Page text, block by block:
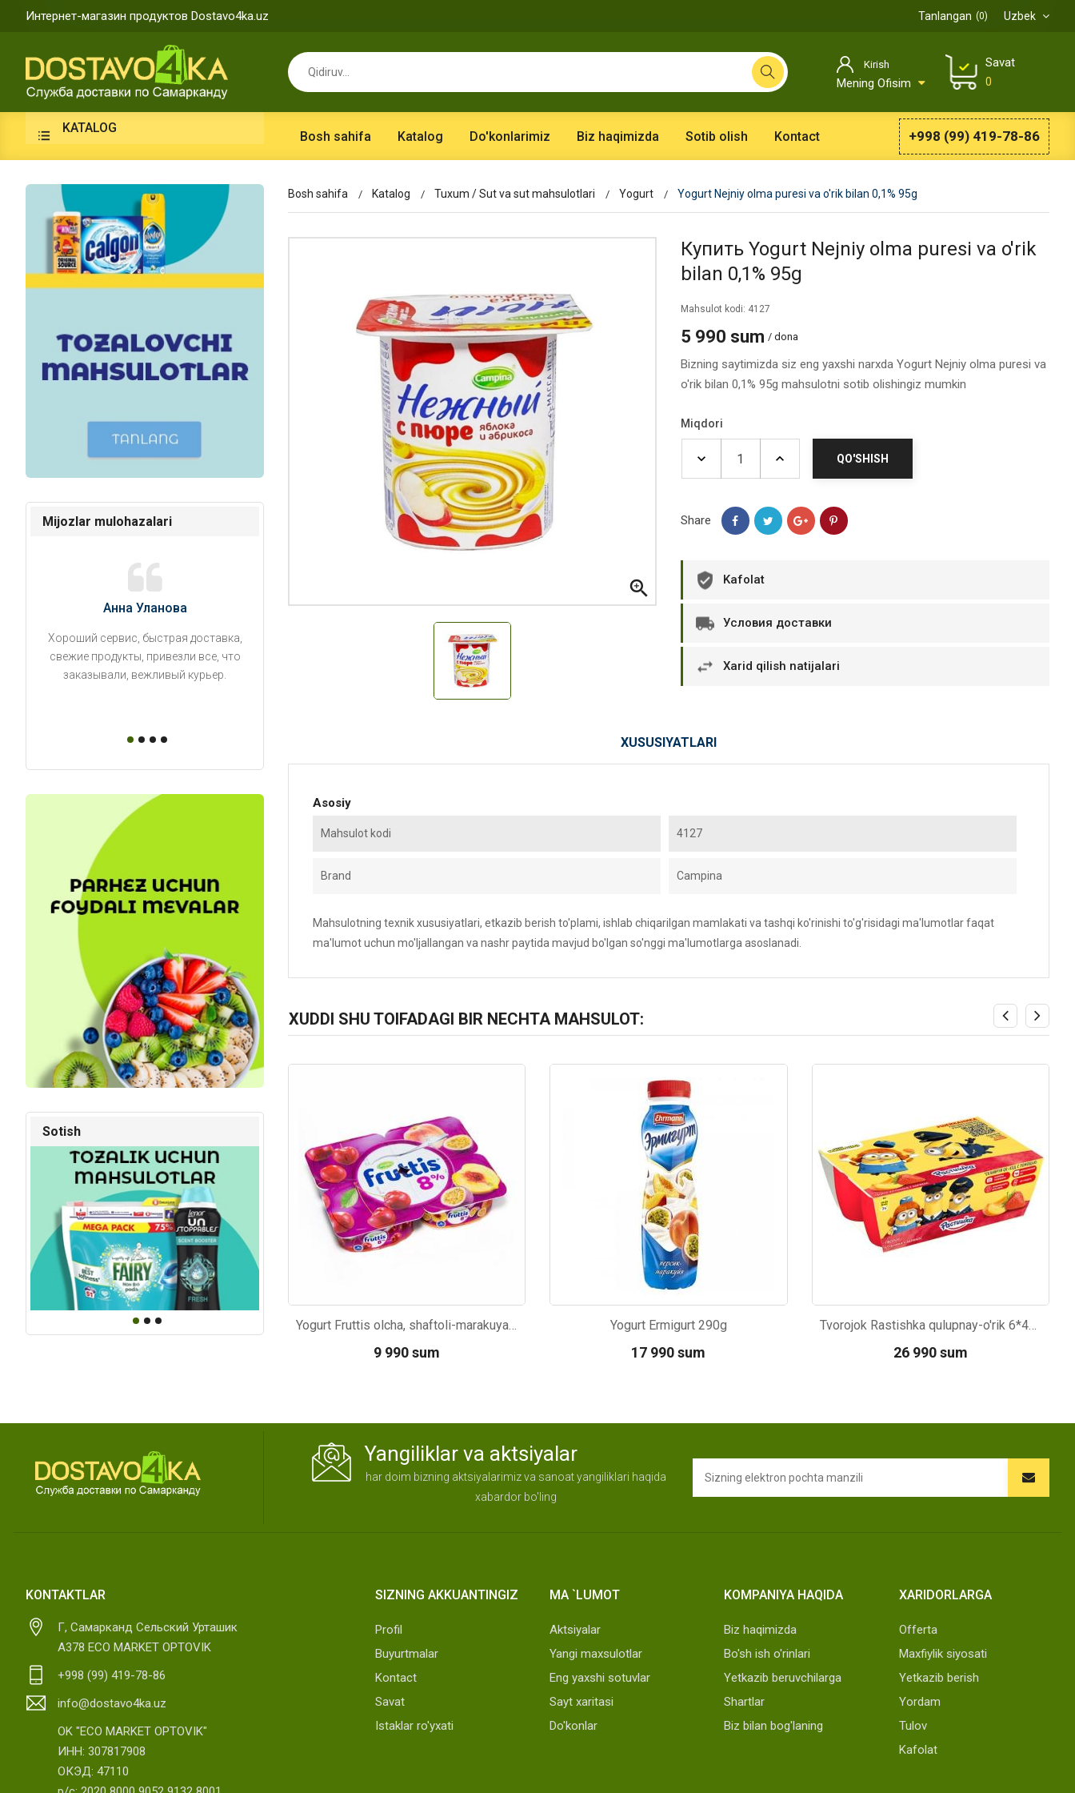
Интернет-магазин продуктов Dostavo4ka.uz Uzbek
Tanlangan 0
Kirish
Mening Ofisim
Savat
0
KATALOG
Bosh sahifa Katalog Do'konlarimiz Biz haqimizda Sotib olish Kontact +998 (99) 419-78-86
Mijozlar mulohazalari
Анна Уланова
Хороший сервис, быстрая доставка,
свежие продукты, привезли все, что
заказывали, вежливый курьер.
Александр П. Ольга Кузяева
Лежу в больнице, сделала заказ, все
привезли раньше назначенного
времени. Курьер Анвар, спасибо ему!
максимально быстро. Покупал мясо
Sotish
Bosh sahifa Katalog Tuxum / Sut va sut mahsulotlari Yogurt Yogurt Nejniy olma puresi va o'rik bilan 0,1% 95g

Купить Yogurt Nejniy olma puresi va o'rik
bilan 0,1% 95g
Mahsulot kodi: 4127
5 990 sum / dona
Bizning saytimizda siz eng yaxshi narxda Yogurt Nejniy olma puresi va
o'rik bilan 0,1% 95g mahsulotni sotib olishingiz mumkin
Miqdori
QO'SHISH
Share
Kafolat
Условия доставки
Xarid qilish natijalari
XUSUSIYATLARI
Asosiy
Mahsulot kodi 4127
Brand Campina
Mahsulotning texnik xususiyatlari, etkazib berish to'plami, ishlab chiqarilgan mamlakati va tashqi ko'rinishi to'g'risidagi ma'lumotlar faqat
ma'lumot uchun mo'ljallangan va nashr paytida mavjud bo'lgan so'nggi ma'lumotlarga asoslanadi.
XUDDI SHU TOIFADAGI BIR NECHTA MAHSULOT:
Kod: 1848
Yogurt Fruttis olcha, shaftoli-marakuya 8%115g
9 990 sum
Yogurt Ermigurt 290g
17 990 sum
Tvorojok Rastishka qulupnay-o'rik 6*45g
26 990 sum
Yangiliklar va aktsiyalar
har doim bizning aktsiyalarimiz va sanoat yangiliklari haqida
xabardor bo'ling
KONTAKTLAR
Г, Самарканд Сельский Урташик
А378 ECO MARKET OPTOVIK
+998 (99) 419-78-86
info@dostavo4ka.uz
OK "ECO MARKET OPTOVIK"
ИНН: 307817908
ОКЭД: 47110
SIZNING AKKUANTINGIZ
Profil
Buyurtmalar
Kontact
Savat
Istaklar ro'yxati
MA `LUMOT
Aktsiyalar
Yangi maxsulotlar
Eng yaxshi sotuvlar
Sayt xaritasi
Do'konlar
KOMPANIYA HAQIDA
Biz haqimizda
Bo'sh ish o'rinlari
Yetkazib beruvchilarga
Shartlar
Biz bilan bog'laning
XARIDORLARGA
Offerta
Maxfiylik siyosati
Yetkazib berish
Yordam
Tulov
Kafolat